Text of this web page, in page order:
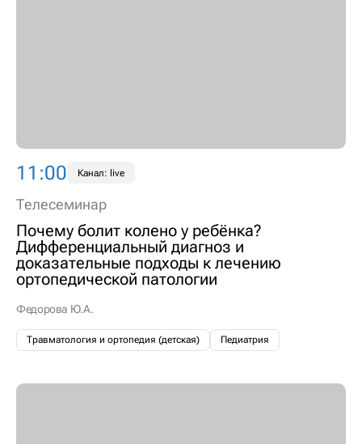
11:00 Канал: live
Телесеминар
Почему болит колено у ребёнка?
Дифференциальный диагноз и
доказательные подходы к лечению
ортопедической патологии
Федорова Ю.А.
Травматология и ортопедия (детская) Педиатрия